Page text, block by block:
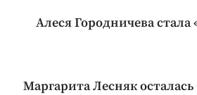
Алеся Городничева стала
Маргарита Лесняк осталась